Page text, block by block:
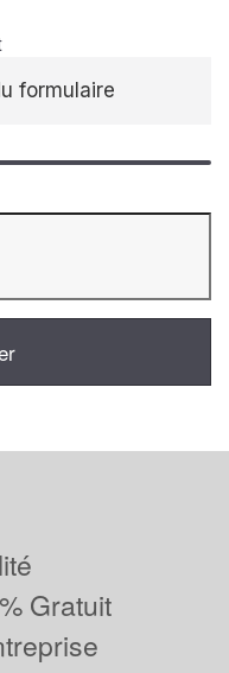
formulaire
Gratuit